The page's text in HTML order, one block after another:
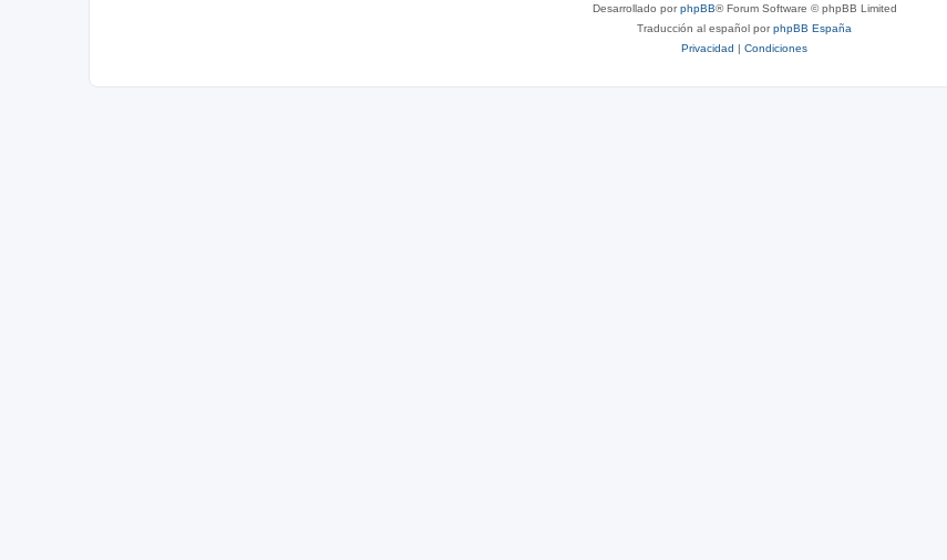
Desarrollado porphpBB® Forum Software © phpBB Limited
Traducción al español porphpBB España
Privacidad | Condiciones